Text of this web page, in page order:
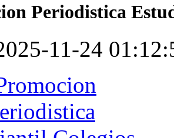
Periodistica
11-24